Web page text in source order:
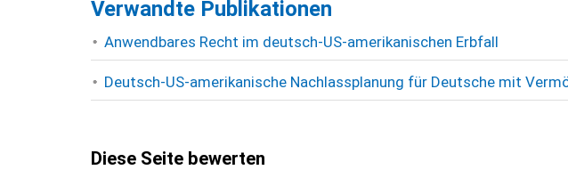
Verwandte Publikationen
Anwendbares Recht im deutsch-US-amerikanischen Erbfall
Deutsch-US-amerikanische Nachlassplanung für Deutsche mit
Diese Seite bewerten